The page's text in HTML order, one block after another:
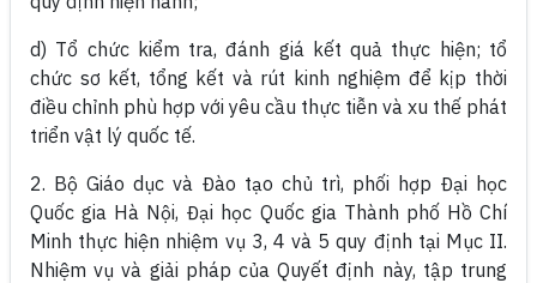
d) Tổ chức kiểm tra, đánh giá kết quả thực hiện; tổ
chức sơ kết, tổng kết và rút kinh nghiệm để kịp thời
điều chỉnh phù hợp với yêu cầu thực tiễn và xu thế phát
triển vật lý quốc tế.
2. Bộ Giáo dục và Đào tạo chủ trì, phối hợp Đại học
Quốc gia Hà Nội, Đại học Quốc gia Thành phố Hồ Chí
Minh thực hiện nhiệm vụ 3, 4 và 5 quy định tại Mục II.
Nhiệm vụ và giải pháp của Quyết định này, tập trung